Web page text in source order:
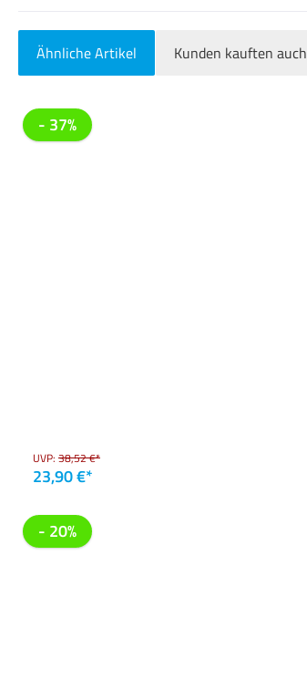
Ähnliche Artikel Kunden kauften auch
Produktgalerie überspringen
- 37%
UVP: 38,52 €*
23,90 €*
- 20%